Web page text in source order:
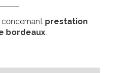
prestation
bordeaux.